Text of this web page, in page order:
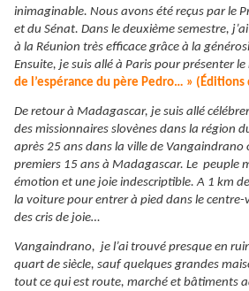
inimaginable. Nous avons été reçus par le
et du Sénat. Dans le deuxième semestre,
à la Réunion très efficace grâce à la
Ensuite, je suis allé à Paris pour présenter
de l’espérance du père Pedro… » (Éditions
De retour à Madagascar, je suis allé
des missionnaires slovènes dans la région
après 25 ans dans la ville de Vangaindrano
premiers 15 ans à Madagascar. Le peuple
émotion et une joie indescriptible. A 1 km
la voiture pour entrer à pied dans le centre-
des cris de joie…
Vangaindrano, je l’ai trouvé presque en
quart de siècle, sauf quelques grandes
tout ce qui est route, marché et bâtiments